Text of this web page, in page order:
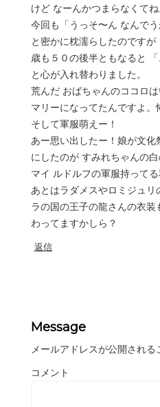
けど なーんかつまらなくてね
今回も「うっそ〜ん なんでう
と密かに枕濡らしたのですが
歳も５０の後半ともなると 「
と心が入れ替わりました。
荒んだ おばちゃんのココロ
マリーになってたんですよ。
そして軍服萌えー！
あー思い出したー！娘が文
にしたのが すみれちゃんの白
マイ ルドルフの軍服持ってる
あとはラダメスやロミジュ
ラの国の王子の龍さんの衣
わってますかしら？
返信
Message
メールアドレスが公開される
コメント